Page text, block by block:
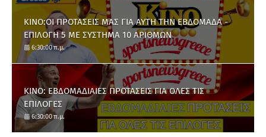
ΚΙΝΟ:ΟΙ ΠΡΟΤΑΣΕΙΣ ΜΑΣ ΓΙΑ ΑΥΤΗ ΤΗΝ ΕΒΔΟΜΑΔΑ -
ΕΠΙΛΟΓΗ 5 ΜΕ ΣΥΣΤΗΜΑ 10 ΑΡΙΘΜΩΝ
6:30:00 π.μ.
ΚΙΝΟ: ΕΒΔΟΜΑΔΙΑΙΕΣ ΠΡΟΤΑΣΕΙΣ ΓΙΑ ΟΛΕΣ ΤΙΣ
ΕΠΙΛΟΓΕΣ
6:30:00 π.μ.